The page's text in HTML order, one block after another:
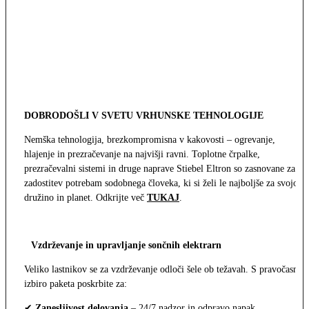
DOBRODOŠLI V SVETU VRHUNSKE TEHNOLOGIJE
Nemška tehnologija, brezkompromisna v kakovosti – ogrevanje,
hlajenje in prezračevanje na najvišji ravni. Toplotne črpalke,
prezračevalni sistemi in druge naprave Stiebel Eltron so zasnovane za
zadostitev potrebam sodobnega človeka, ki si želi le najboljše za svojo
družino in planet. Odkrijte več TUKAJ.
Vzdrževanje in upravljanje sončnih elektrarn
Veliko lastnikov se za vzdrževanje odloči šele ob težavah. S pravočasno
izbiro paketa poskrbite za: